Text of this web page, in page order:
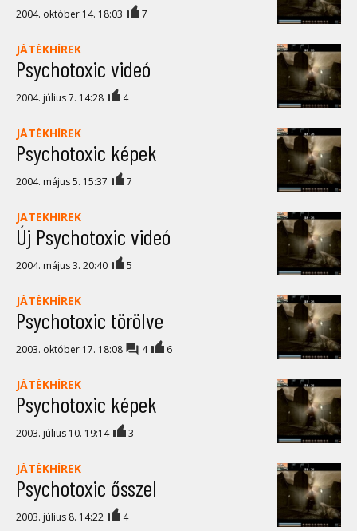
2004. október 14. 18:03 7
JÁTÉKHÍREK
Psychotoxic videó
2004. július 7. 14:28 4
JÁTÉKHÍREK
Psychotoxic képek
2004. május 5. 15:37 7
JÁTÉKHÍREK
Új Psychotoxic videó
2004. május 3. 20:40 5
JÁTÉKHÍREK
Psychotoxic törölve
2003. október 17. 18:08 4 6
JÁTÉKHÍREK
Psychotoxic képek
2003. július 10. 19:14 3
JÁTÉKHÍREK
Psychotoxic ősszel
2003. július 8. 14:22 4